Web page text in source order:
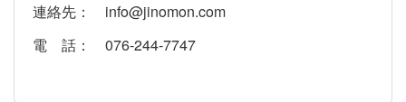
連絡先： info@jinomon.com
電 話： 076-244-7747